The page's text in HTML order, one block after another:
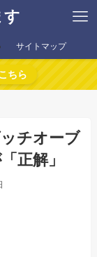
す
サイトマップ
ちら
チオーブ
正解」